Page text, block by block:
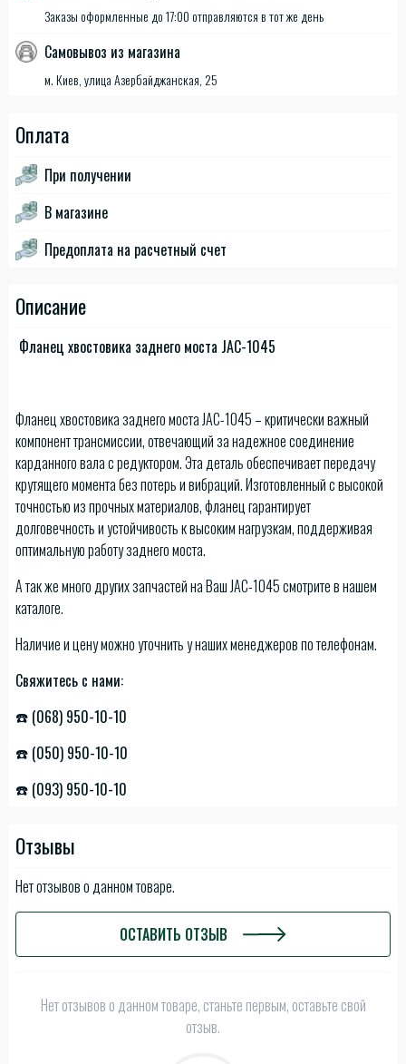
Заказы оформленные до 17:00 отправляются в тот же день
Самовывоз из магазина
м. Киев, улица Азербайджанская, 25
Оплата
При получении
В магазине
Предоплата на расчетный счет
Описание
Фланец хвостовика заднего моста JAC-1045
Фланец хвостовика заднего моста JAC-1045 – критически важный
компонент трансмиссии, отвечающий за надежное соединение
карданного вала с редуктором. Эта деталь обеспечивает передачу
крутящего момента без потерь и вибраций. Изготовленный с высокой
точностью из прочных материалов, фланец гарантирует
долговечность и устойчивость к высоким нагрузкам, поддерживая
оптимальную работу заднего моста.
А так же много других запчастей на Ваш JAC-1045 смотрите в нашем
каталоге.
Наличие и цену можно уточнить у наших менеджеров по телефонам.
Свяжитесь с нами:
☎️ (068) 950-10-10
☎️ (050) 950-10-10
☎️ (093) 950-10-10
Отзывы
Нет отзывов о данном товаре.
ОСТАВИТЬ ОТЗЫВ
Нет отзывов о данном товаре, станьте первым, оставьте свой
отзыв.